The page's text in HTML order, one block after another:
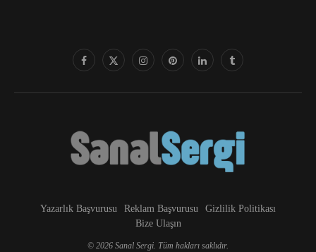
Yazarlık Başvurusu Reklam Başvurusu
Gizlilik Politikası
Bize Ulaşın
© 2026 Sanal Sergi. Tüm hakları saklıdır.